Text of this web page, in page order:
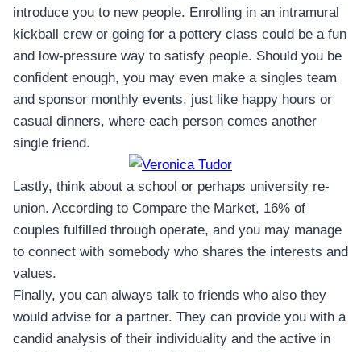
introduce you to new people. Enrolling in an intramural
kickball crew or going for a pottery class could be a fun
and low-pressure way to satisfy people. Should you be
confident enough, you may even make a singles team
and sponsor monthly events, just like happy hours or
casual dinners, where each person comes another
single friend.
Lastly, think about a school or perhaps university re-
union. According to Compare the Market, 16% of
couples fulfilled through operate, and you may manage
to connect with somebody who shares the interests and
values.
Finally, you can always talk to friends who also they
would advise for a partner. They can provide you with a
candid analysis of their individuality and the active in